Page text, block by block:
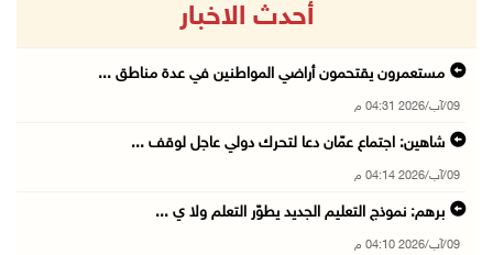
أحدث الاخبار
مستعمرون يقتحمون أراضي المواطنين في عدة مناطق ...
09/آب/2026 04:31 م
شاهين: اجتماع عمّان دعا لتحرك دولي عاجل لوقف ...
09/آب/2026 04:14 م
برهم: نموذج التعليم الجديد يطوّر التعلم ولا ي ...
09/آب/2026 04:10 م